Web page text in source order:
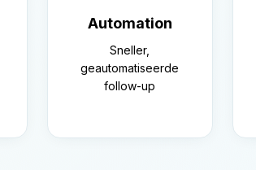
Automation
Sneller,
geautomatiseerde
follow-up